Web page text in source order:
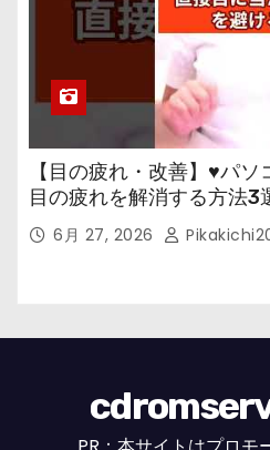
【目の疲れ・改善】♥パ
目の疲れを解消する方法3
市の女性・美容鍼灸・整体
6月 27, 2026